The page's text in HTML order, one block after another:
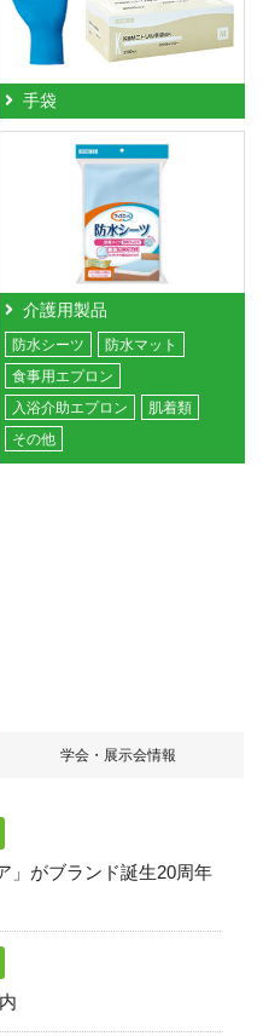
手袋
介護用製品
防水シーツ
防水マット
食事用エプロン
入浴介助エプロン
肌着類
その他
学会・展示会情報
」がブランド誕生20周年